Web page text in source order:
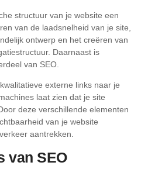
structuur van je website een
van de laadsnelheid van je site,
ontwerp en het creëren van
Daarnaast is
van SEO.
externe links naar je
laat zien dat je site
deze verschillende elementen
van je website
aantrekken.
van SEO